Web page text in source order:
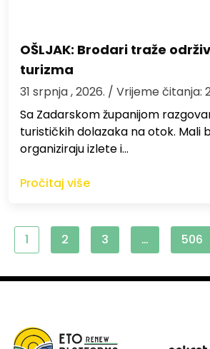
OŠLJAK: Brodari traže
turizma
31 srpnja , 2026. / Vrijeme čitanja:
Sa Zadarskom županijom
turističkih dolazaka na otok. Mali
organiziraju izlete i…
Pročitaj više
1 2 3 … 506